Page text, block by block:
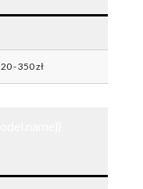
- 350 zł